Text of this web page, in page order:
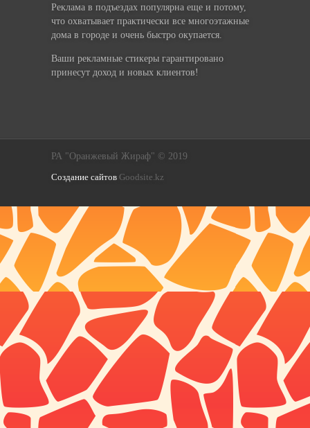
Реклама в подъездах популярна еще и потому,
что охватывает практически все многоэтажные
дома в городе и очень быстро окупается.
Ваши рекламные стикеры гарантировано
принесут доход и новых клиентов!
РА "Оранжевый Жираф" © 2019
Создание сайтов Goodsite.kz